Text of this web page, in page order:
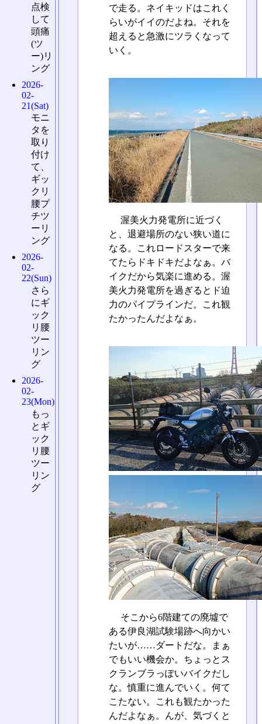
で走る。ネイキッドはこれく
らいがイイのだよね。それを
超えると急激にツラくなって
いく。
渥美火力発電所に近づく
と、退避場所のない狭い道に
なる。これロードスターで来
てたらドキドキだよなぁ。バ
イクだから気楽に進める。渥
美火力発電所を過ぎるとド迫
力のパイプラインだ。これ観
たかったんだよなぁ。
そこから6階建ての廃墟で
ある伊良湖試験場跡へ向かい
たいが……ダートだな。まぁ
でもいい機会か。ちょっとス
クランブラっぽいバイクだし
な。慎重に進んでいく。何て
こたない。これも観たかった
んだよなぁ。んが、気づくと
点検
して
頭痛
(ツ
ー)リ
ング
2026-
02-
21(Sat)
モニ
タを
取り
付け
て、
ギッ
クリ
腰プ
チツ
ーリ
ング
2026-
02-
22(Sun)
さら
にギ
ック
リ腰
ツー
リン
グ
2026-
02-
23(Mon)
もっ
とギ
ック
リ腰
ツー
リン
グ